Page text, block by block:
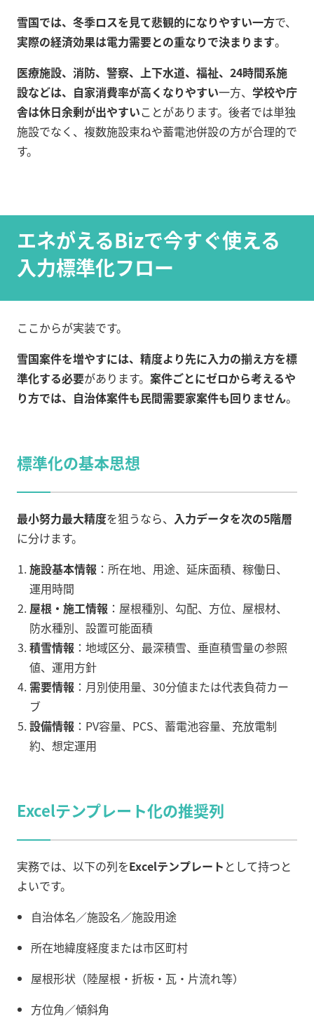
雪国では、冬季ロスを見て悲観的になりやすい一方で、
実際の経済効果は電力需要との重なりで決まります。
医療施設、消防、警察、上下水道、福祉、24時間系施
設などは、自家消費率が高くなりやすい一方、 学校や庁
舎は休日余剰が出やすいことがあります。後者では単独
施設でなく、複数施設束ねや蓄電池併設の方が合理的で
す。
エネがえるBizで今すぐ使える
入力標準化フロー
ここからが実装です。
雪国案件を増やすには、精度より先に入力の揃え方を標
準化する必要があります。 案件ごとにゼロから考えるや
り方では、自治体案件も民間需要家案件も回りません。
標準化の基本思想
最小努力最大精度を狙うなら、 入力データを次の5階層
に分けます。
施設基本情報 ：所在地、用途、延床面積、稼働日、
運用時間
屋根・施工情報 ：屋根種別、勾配、方位、屋根材、
防水種別、設置可能面積
積雪情報 ：地域区分、最深積雪、垂直積雪量の参照
値、運用方針
需要情報 ：月別使用量、30分値または代表負荷カー
ブ
設備情報 ：PV容量、PCS、蓄電池容量、充放電制
約、想定運用
Excelテンプレート化の推奨列
実務では、以下の列をExcelテンプレート として持つと
よいです。
自治体名／施設名／施設用途
所在地緯度経度または市区町村
屋根形状（陸屋根・折板・瓦・片流れ等）
方位角／傾斜角